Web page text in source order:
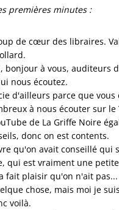
premières minutes :
de cœur des libraires.
bonjour à vous, auditeurs
nous écoutez.
d'ailleurs parce que vous
à nous écouter sur le
de La Griffe Noire
donc on est contents.
qu'on avait conseillé qui
qui est vraiment une
fait plaisir qu'on n'ait pas...
chose, mais moi je
voilà.